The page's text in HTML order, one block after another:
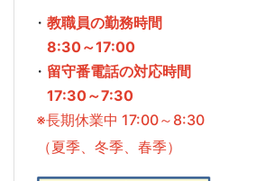
・ 教職員の勤務時間
8:30～17:00
・ 留守番電話の対応時間
17:30～7:30
※長期休業中 17:00～8:30
（夏季、冬季、春季）